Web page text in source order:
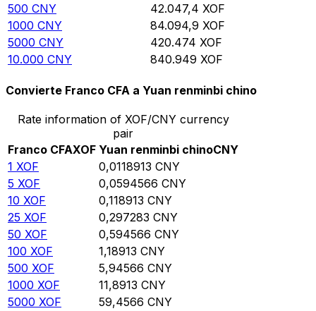
500 CNY 42.047,4 XOF
1000 CNY 84.094,9 XOF
5000 CNY 420.474 XOF
10.000 CNY 840.949 XOF
Convierte Franco CFA a Yuan renminbi chino
Rate information of XOF/CNY currency
pair
Franco CFAXOF Yuan renminbi chinoCNY
1 XOF 0,0118913 CNY
5 XOF 0,0594566 CNY
10 XOF 0,118913 CNY
25 XOF 0,297283 CNY
50 XOF 0,594566 CNY
100 XOF 1,18913 CNY
500 XOF 5,94566 CNY
1000 XOF 11,8913 CNY
5000 XOF 59,4566 CNY